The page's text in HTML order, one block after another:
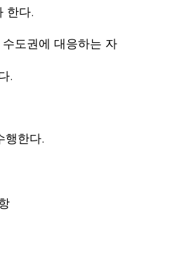
한다.
도권에 대응하는 자
.
행한다.